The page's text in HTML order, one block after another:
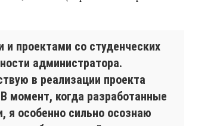
проектами со студенческих
администратора.
в реализации проекта
момент, когда разработанные
я особенно сильно осознаю